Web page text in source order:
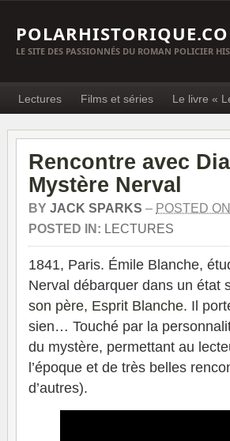
LE SITE DES PASSIONNÉS DU ROMAN POLICIER
Lectures Films et séries Le livre «
Rencontre avec
Mystère Nerval
BY JACK SPARKS – POSTED
POSTED IN: LECTURES
1841, Paris. Émile Blanche,
Nerval débarquer dans un état
son père, Esprit Blanche. Il
sien… Touché par la
du mystère, permettant au
l’époque et de très belles
d’autres).